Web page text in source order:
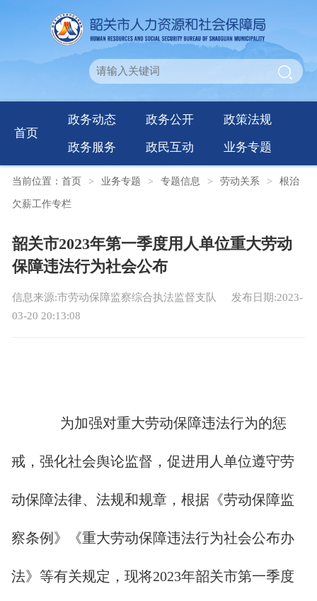
首页
政务动态 政务公开 政策法规
政务服务 政民互动 业务专题
当前位置： 首页 > 业务专题 > 专题信息 > 劳动关系 > 根治
欠薪工作专栏
韶关市2023年第一季度用人单位重大劳动
保障违法行为社会公布
信息来源:市劳动保障监察综合执法监督支队
发布日期:2023-
03-20 20:13:08
为加强对重大劳动保障违法行为的惩
戒，强化社会舆论监督，促进用人单位遵守劳
动保障法律、法规和规章，根据《劳动保障监
察条例》《重大劳动保障违法行为社会公布办
法》等有关规定，现将2023年韶关市第一季度